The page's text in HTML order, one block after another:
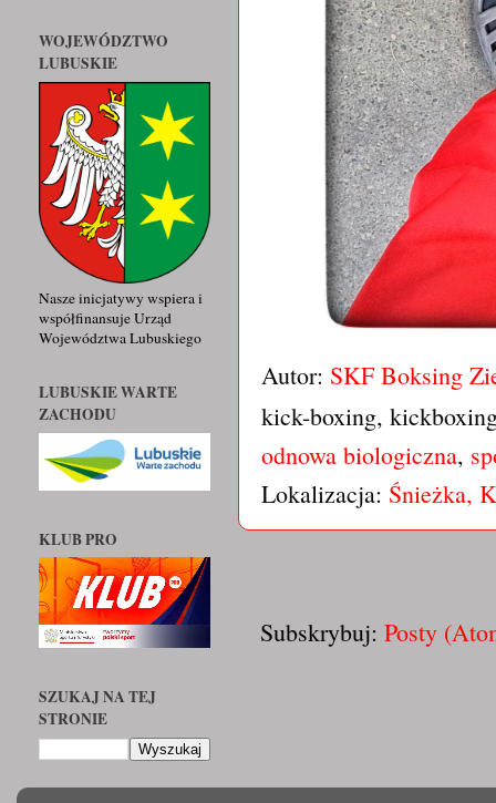
Autor: SKF Boksing
kick-boxing,
odnowa biologiczna,
Lokalizacja: Śnieżka,
Subskrybuj: Posty
WOJEWÓDZTWO
LUBUSKIE
Nasze inicjatywy wspiera i
współfinansuje Urząd
Województwa Lubuskiego
LUBUSKIE WARTE
ZACHODU
KLUB PRO
SZUKAJ NA TEJ
STRONIE